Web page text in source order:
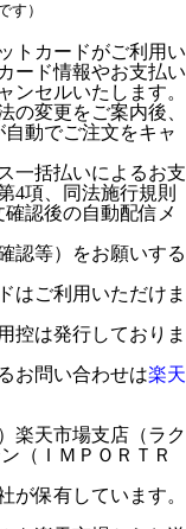
す）
トカードがご利用い
ード情報やお支払い
ンセルいたします。
の変更をご案内後、
動でご注文をキャ
一括払いによるお支
4項、同法施行規則
認後の自動配信メ
認等）をお願いする
はご利用いただけま
控は発行しておりま
お問い合わせは楽天
楽天市場支店（ラク
（ＩＭＰＯＲＴＲ
保有しています。